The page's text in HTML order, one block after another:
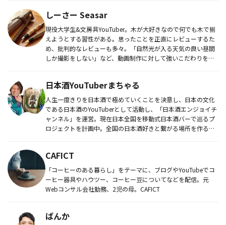
しーさー Seasar
現役大学生&文房具YouTuber。木が大好きなので何でも木で揃
えようとする習性がある。思ったことを正直にレビューするた
め、批判的なレビューも多々。「自然光が入る天気の良い昼間
しか撮影をしない」など、動画制作に対して強いこだわりを持
日本酒YouTuberまちゃる
人生一度きりを日本酒で極めていくことを決意し、日本の文化
である日本酒のYouTuberとして活動し、「日本酒エンジョイチ
ャンネル」を運営。現在日本全国を移動式日本酒バーで巡るプ
ロジェクトを計画中。全国の日本酒好きと繋がる場所を作るこ
CAFICT
「コーヒーのある暮らし」をテーマに、ブログやYouTubeでコ
ーヒー器具やハウツー、コーヒー豆についてなどを配信。元
Webコンサル会社勤務、2児の母。CAFICT
ばんか